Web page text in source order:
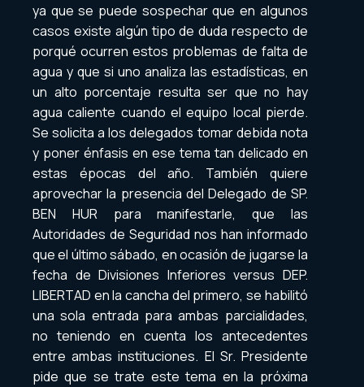
ya que se puede sospechar que en algunos
casos existe algún tipo de duda respecto de
porqué ocurren estos problemas de falta de
agua y que si uno analiza las estadísticas, en
un alto porcentaje resulta ser que no hay
agua caliente cuando el equipo local pierde.
Se solicita a los delegados tomar debida nota
y poner énfasis en ese tema tan delicado en
estas épocas del año. También quiere
aprovechar la presencia del Delegado de SP.
BEN HUR para manifestarle, que las
Autoridades de Seguridad nos han informado
que el último sábado, en ocasión de jugarse la
fecha de Divisiones Inferiores versus DEP.
LIBERTAD en la cancha del primero, se habilitó
una sola entrada para ambas parcialidades,
no teniendo en cuenta los antecedentes
entre ambas instituciones. El Sr. Presidente
pide que se trate este tema en la próxima